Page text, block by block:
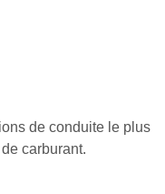
de conduite le plus
carburant.